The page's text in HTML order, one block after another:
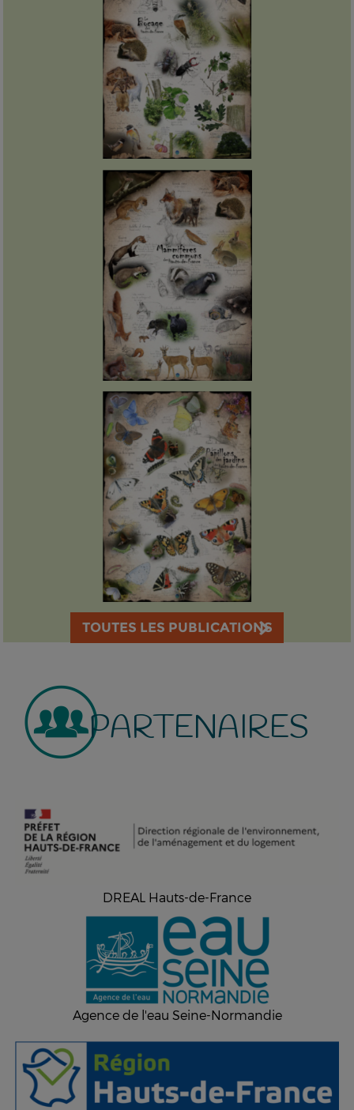
TOUTES LES PUBLICATIONS
PARTENAIRES
DREAL Hauts-de-France
Agence de l'eau Seine-Normandie